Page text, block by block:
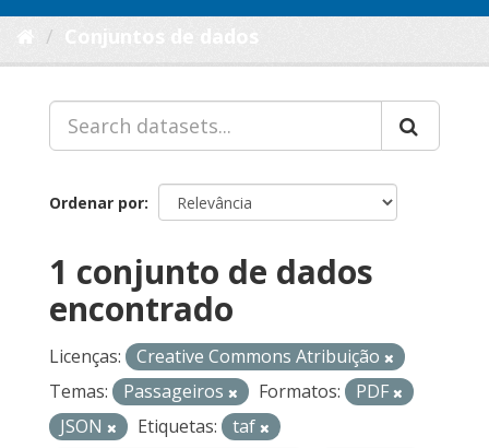
Ordenar por
1 conjunto de dados
encontrado
Licenças:
Creative Commons Atribuição
Temas:
Passageiros Formatos:
PDF
JSON
Etiquetas:
taf